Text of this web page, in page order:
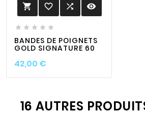
 favorite_border  visibility
    
BANDES DE POIGNETS
GOLD SIGNATURE 60
42,00 €
16 AUTRES